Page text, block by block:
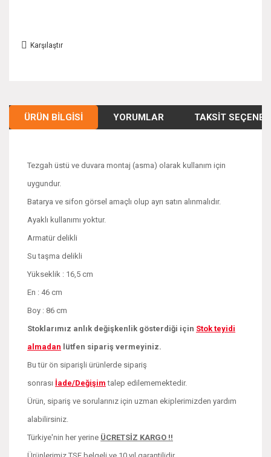
Karşılaştır
ÜRÜN BILGISI YORUMLAR TAKSIT
Tezgah üstü ve duvara montaj (asma) olarak kullanım için
uygundur.
Batarya ve sifon görsel amaçlı olup ayrı satın alınmalıdır.
Ayaklı kullanımı yoktur.
Armatür delikli
Su taşma delikli
Yükseklik : 16,5 cm
En : 46 cm
Boy : 86 cm
Stoklarımız anlık değişkenlik gösterdiği için Stok teyidi
almadan lütfen sipariş vermeyiniz.
Bu tür ön siparişli ürünlerde sipariş
sonrası İade/Değişim talep edilememektedir.
Ürün, sipariş ve sorularınız için uzman ekiplerimizden yardım
alabilirsiniz.
Türkiye'nin her yerine ÜCRETSİZ KARGO !!